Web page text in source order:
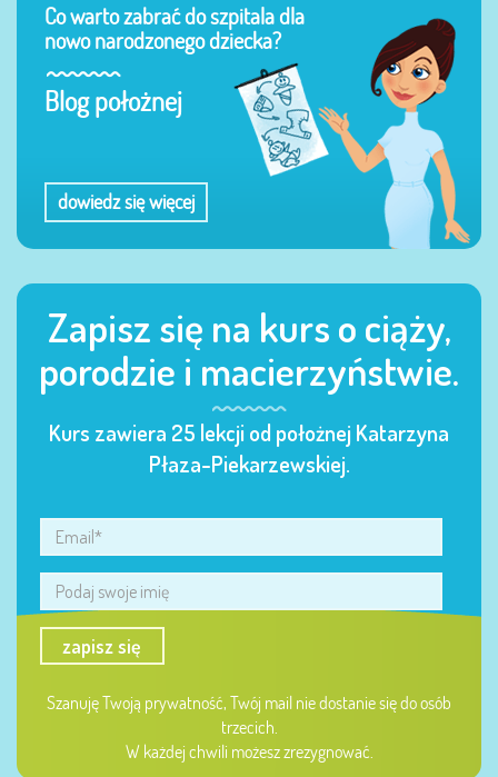
Co warto zabrać do szpitala dla
nowo narodzonego dziecka?
Blog położnej
dowiedz się więcej
Zapisz się na kurs o ciąży,
porodzie i macierzyństwie.
Kurs zawiera 25 lekcji od położnej Katarzyna
Płaza-Piekarzewskiej.
zapisz się
Szanuję Twoją prywatność, Twój mail nie dostanie się do osób
trzecich.
W każdej chwili możesz zrezygnować.